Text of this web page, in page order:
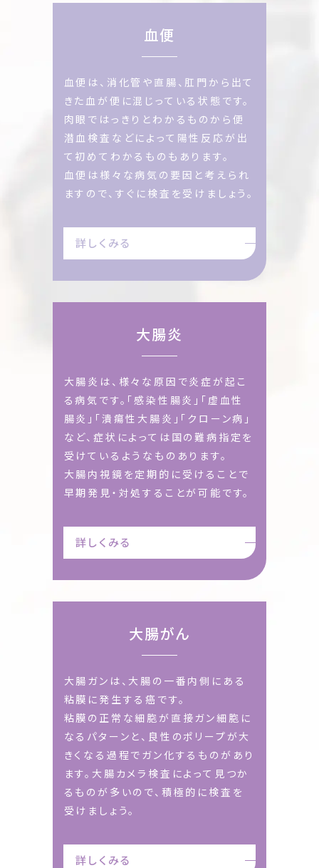
血便
血便は、消化管や直腸、肛門から出て
きた血が便に混じっている状態です。
肉眼ではっきりとわかるものから便
潜血検査などによって陽性反応が出
て初めてわかるものもあります。
血便は様々な病気の要因と考えられ
ますので、すぐに検査を 受けましょう。
詳しくみる
大腸炎
大腸炎は、様々な原因で炎症が起こ
る病気です。「感染性腸炎」「虚血性
腸炎」「潰瘍性大腸炎」「クローン病」
など、症状によって は国の難病指定を
受けているようなものあります。
大腸内視鏡を定期的に受けることで
早期発見・対処することが可能です。
詳しくみる
大腸がん
大腸ガンは、大腸の一番内側にある
粘膜に発生する癌です。
粘膜の正常な細胞が直接ガン細胞に
なるパターンと、 良性のポリープが大
きくなる過程でガン化するものがあり
ます。大腸カメラ検査によって見つか
るものが多いので、 積極的に検査を
受けましょう。
詳しくみる